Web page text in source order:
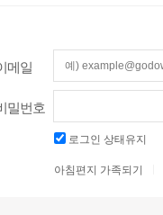
메일
밀번호
로그인 상태유지
아침편지 가족되기